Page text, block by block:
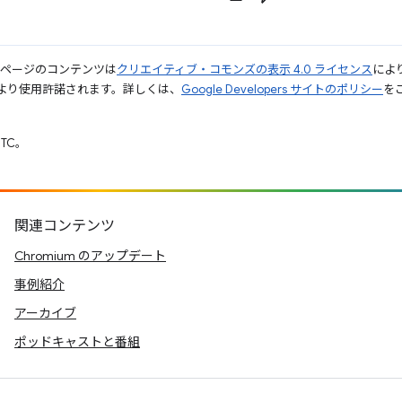
ージのコンテンツはクリエイティブ・コモンズの表示 4.0 ライセンスによ
り使用許諾されます。詳しくは、 Google Developers サイトのポリシーを
。
関連コンテンツ
Chromium のアップデート
事例紹介
アーカイブ
ポッドキャストと番組